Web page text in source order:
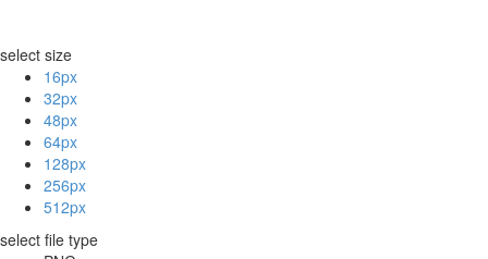
select size
16px
32px
48px
64px
128px
256px
512px
select file type